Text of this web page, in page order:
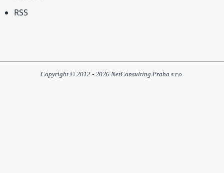
RSS
Copyright © 2012 - 2026 NetConsulting Praha s.r.o.